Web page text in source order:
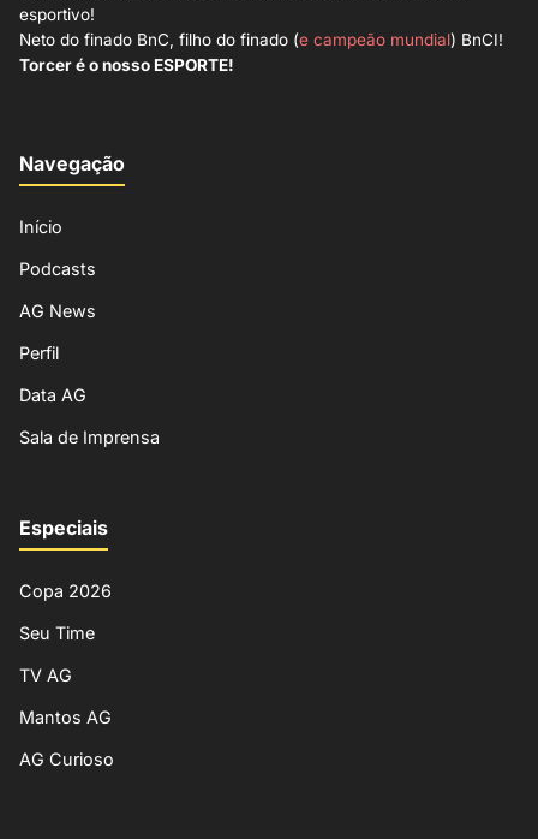
esportivo!
Neto do finado BnC, filho do finado (e campeão mundial) BnCI!
Torcer é o nosso ESPORTE!
Navegação
Início
Podcasts
AG News
Perfil
Data AG
Sala de Imprensa
Especiais
Copa 2026
Seu Time
TV AG
Mantos AG
AG Curioso